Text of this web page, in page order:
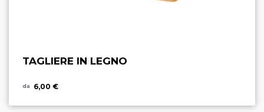
TAGLIERE IN LEGNO
da 6,00 €